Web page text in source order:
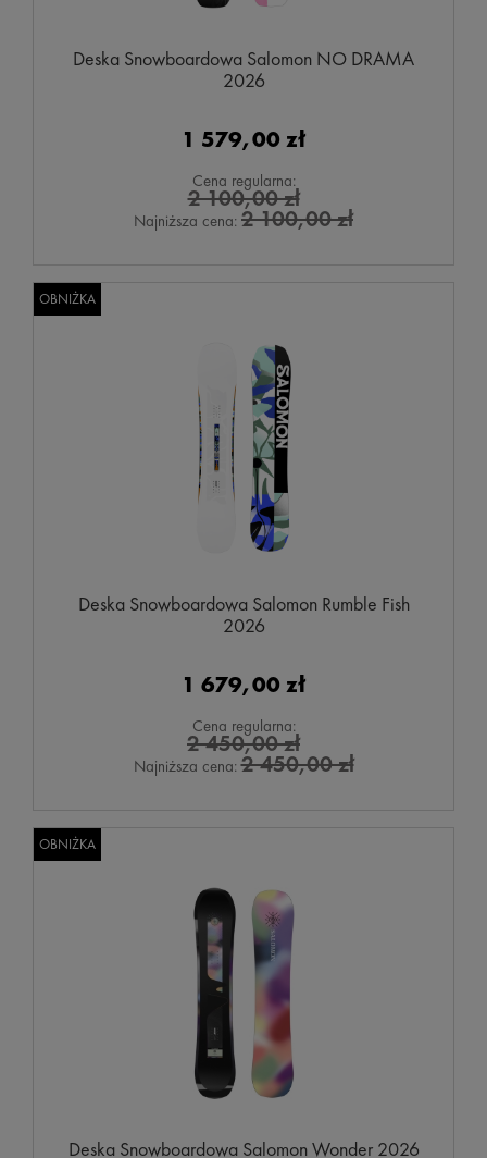
Deska Snowboardowa Salomon NO DRAMA
2026
1 579,00 zł
Cena regularna:
2 100,00 zł
Najniższa cena: 2 100,00 zł
Deska Snowboardowa Salomon Rumble Fish
2026
1 679,00 zł
Cena regularna:
2 450,00 zł
Najniższa cena:2 450,00 zł
OBNIŻKA
Deska Snowboardowa Salomon Wonder 2026
OBNIŻKA